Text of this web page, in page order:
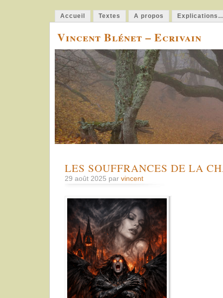
Accueil Textes A propos
Vincent Blénet – Ecrivain
LES SOUFFRANCES DE LA
29 août 2025 par vincent